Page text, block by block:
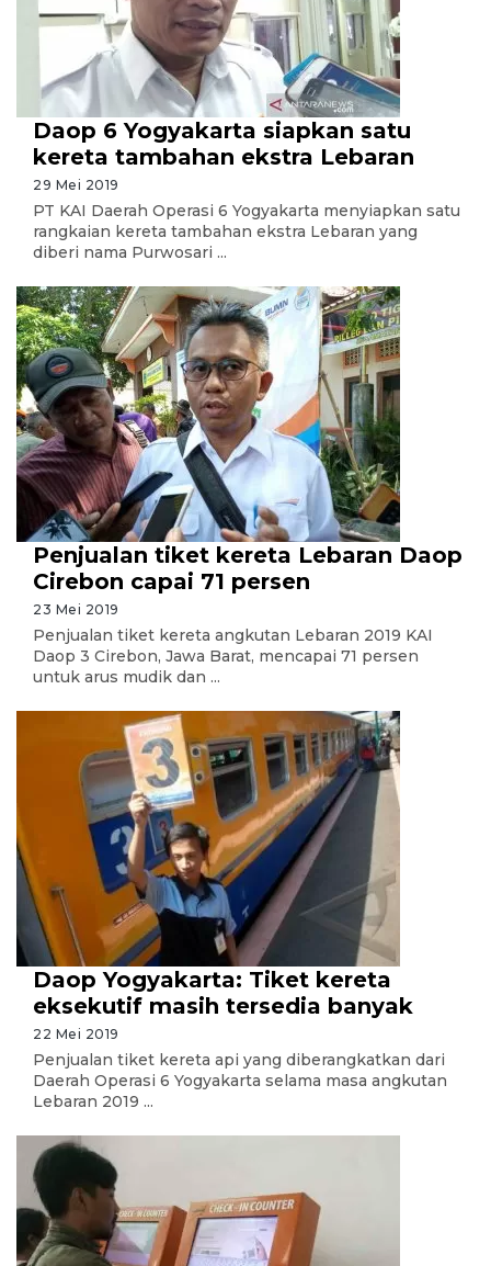
Daop 6 Yogyakarta siapkan satu
kereta tambahan ekstra Lebaran
29 Mei 2019
PT KAI Daerah Operasi 6 Yogyakarta menyiapkan satu
rangkaian kereta tambahan ekstra Lebaran yang
diberi nama Purwosari ...
Penjualan tiket kereta Lebaran Daop
Cirebon capai 71 persen
23 Mei 2019
Penjualan tiket kereta angkutan Lebaran 2019 KAI
Daop 3 Cirebon, Jawa Barat, mencapai 71 persen
untuk arus mudik dan ...
Daop Yogyakarta: Tiket kereta
eksekutif masih tersedia banyak
22 Mei 2019
Penjualan tiket kereta api yang diberangkatkan dari
Daerah Operasi 6 Yogyakarta selama masa angkutan
Lebaran 2019 ...